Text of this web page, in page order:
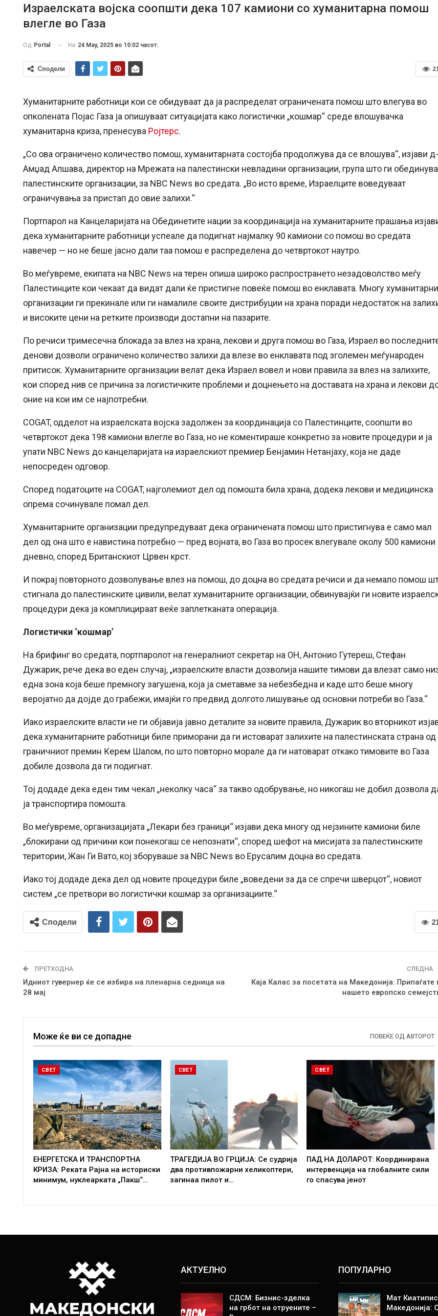
Израелската војска соопшти дека 107 камиони со хуманитарна помош
влегле во Газа
Од Portal На 24 May, 2025 во 10:02 часот.
Сподели
Хуманитарните работници кои се обидуваат да ја распределат ограничената помош што влегува во
опколената Појас Газа ја опишуваат ситуацијата како логистички „кошмар“ среде влошувачка
хуманитарна криза, пренесува Ројтерс.
„Со ова ограничено количество помош, хуманитарната состојба продолжува да се влошува“, изјави
Амџад Алшава, директор на Мрежата на палестински невладини организации, група што ги обединува
палестинските организации, за NBC News во средата. „Во исто време, Израелците воведуваат
ограничувања за пристап до овие залихи.“
Портпарол на Канцеларијата на Обединетите нации за координација на хуманитарните прашања
дека хуманитарните работници успеале да подигнат најмалку 90 камиони со помош во средата
навечер — но не беше јасно дали таа помош е распределена до четвртокот наутро.
Во меѓувреме, екипата на NBC News на терен опиша широко распространето незадоволство меѓу
Палестинците кои чекаат да видат дали ќе пристигне повеќе помош во енклавата. Многу хуманитарни
организации ги прекинале или ги намалиле своите дистрибуции на храна поради недостаток на
и високите цени на ретките производи достапни на пазарите.
По речиси тримесечна блокада за влез на храна, лекови и друга помош во Газа, Израел во
денови дозволи ограничено количество залихи да влезе во енклавата под зголемен меѓународен
притисок. Хуманитарните организации велат дека Израел вовел и нови правила за влез на залихите,
кои според нив се причина за логистичките проблеми и доцнењето на доставата на храна и лекови
оние на кои им се најпотребни.
COGAT, одделот на израелската војска задолжен за координација со Палестинците, соопшти во
четвртокот дека 198 камиони влегле во Газа, но не коментираше конкретно за новите процедури и ја
упати NBC News до канцеларијата на израелскиот премиер Бенјамин Нетанјаху, која не даде
непосреден одговор.
Според податоците на COGAT, најголемиот дел од помошта била храна, додека лекови и медицинска
опрема сочинувале помал дел.
Хуманитарните организации предупредуваат дека ограничената помош што пристигнува е само мал
дел од она што е навистина потребно — пред војната, во Газа во просек влегувале околу 500 камиони
дневно, според Британскиот Црвен крст.
И покрај повторното дозволување влез на помош, до доцна во средата речиси и да немало помош
стигнала до палестинските цивили, велат хуманитарните организации, обвинувајќи ги новите
процедури дека ја комплицираат веќе заплетканата операција.
Логистички ‘кошмар’
На брифинг во средата, портпаролот на генералниот секретар на ОН, Антонио Гутереш, Стефан
Дужарик, рече дека во еден случај, „израелските власти дозволија нашите тимови да влезат само
една зона која беше премногу загушена, која ја сметавме за небезбедна и каде што беше многу
веројатно да дојде до грабежи, имајќи го предвид долгото лишување од основни потреби во Газа.“
Иако израелските власти не ги објавија јавно деталите за новите правила, Дужарик во вторникот
дека хуманитарните работници биле приморани да ги истоварат залихите на палестинската страна од
граничниот премин Керем Шалом, по што повторно морале да ги натоварат откако тимовите во Газа
добиле дозвола да ги подигнат.
Тој додаде дека еден тим чекал „неколку часа“ за такво одобрување, но никогаш не добил дозвола
ја транспортира помошта.
Во меѓувреме, организацијата „Лекари без граници“ изјави дека многу од нејзините камиони биле
„блокирани од причини кои понекогаш се непознати“, според шефот на мисијата за палестинските
територии, Жан Ги Вато, кој зборуваше за NBC News во Ерусалим доцна во средата.
Иако тој додаде дека дел од новите процедури биле „воведени за да се спречи шверцот“, новиот
систем „се претвори во логистички кошмар за организациите.“
Сподели
ПРЕТХОДНА
Идниот гувернер ќе се избира на пленарна седница на
28 мај
СЛЕДНА
Каја Калас за посетата на Македонија: Припаѓате
нашето европско
Може ќе ви се допадне ПОВЕЌЕ ОД АВТОРОТ
СВЕТ
ЕНЕРГЕТСКА И ТРАНСПОРТНА
КРИЗА: Реката Рајна на историски
минимум, нуклеарката „Пакш“…
СВЕТ
ТРАГЕДИЈА ВО ГРЦИЈА: Се судрија
два противпожарни хеликоптери,
загинаа пилот и…
СВЕТ
ПАД НА ДОЛАРОТ: Координирана
интервенција на глобалните сили
го спасува јенот
АКТУЕЛНО
СДСМ: Бизнис-зделка
на грбот на отруените –
ПОПУЛАРНО
Мат
Македонија: